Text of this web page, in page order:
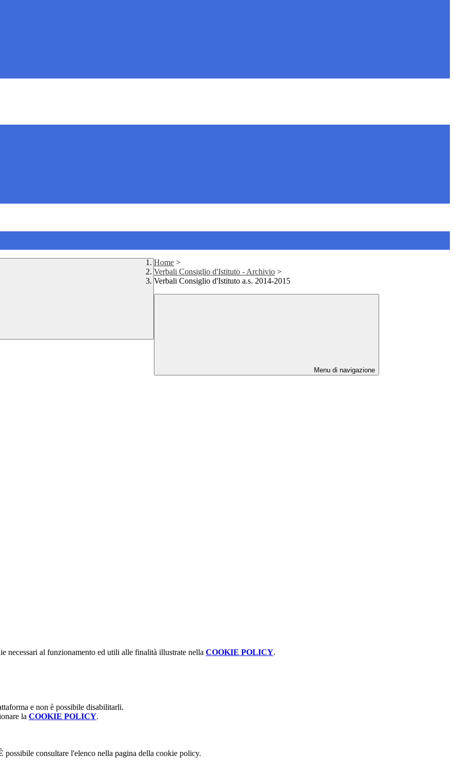
Home >
Verbali Consiglio d'Istituto - Archivio >
Verbali Consiglio d'Istituto a.s. 2014-2015
Menu di navigazione
necessari al funzionamento ed utili alle finalità illustrate nella COOKIE POLICY.
e non è possibile disabilitarli.
la COOKIE POLICY.
possibile consultare l'elenco nella pagina della cookie policy.